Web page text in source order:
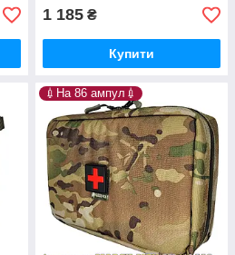
1 185 ₴
Купити
💉На 86 ампул💉